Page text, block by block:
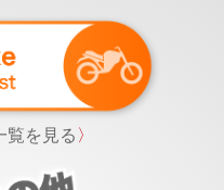
覧を見る 〉